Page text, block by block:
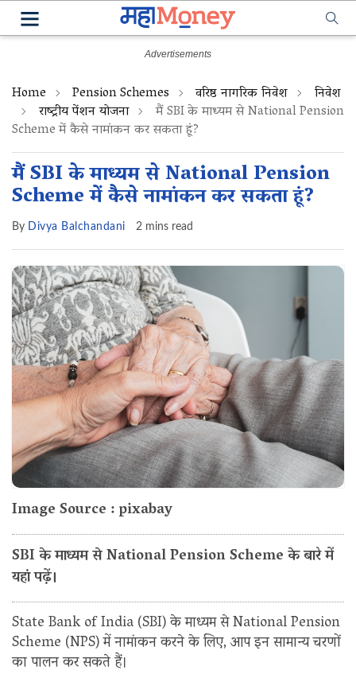
Home Pension Schemes वरिष्ठ नागरिक निवेश निवेश
राष्ट्रीय पेंशन योजना मैं SBI के माध्यम से National Pension
Scheme में कैसे नामांकन कर सकता हूं?
मैं SBI के माध्यम से National Pension
Scheme में कैसे नामांकन कर सकता हूं?
By Divya Balchandani 2 mins read
Image Source : pixabay
SBI के माध्यम से National Pension Scheme के बारे में
यहां पढ़ें।
State Bank of India (SBI) के माध्यम से National Pension
Scheme (NPS) में नामांकन करने के लिए, आप इन सामान्य चरणों
का पालन कर सकते हैं।